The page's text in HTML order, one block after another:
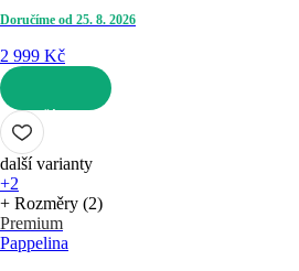
Doručíme od 25. 8. 2026
2 999 Kč
DO KOŠÍKU
další varianty
+2
+ Rozměry (2)
Premium
Pappelina